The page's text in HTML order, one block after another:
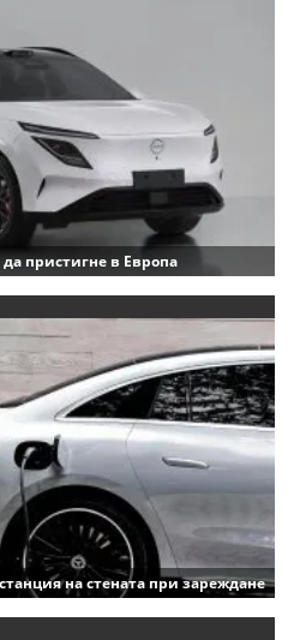
пристигне в Европа
на стената при зареждане